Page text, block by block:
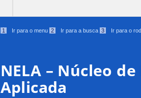
1 Ir para o menu 2 Ir para a busca 3 Ir para o
NELA – Núcleo
Aplicada